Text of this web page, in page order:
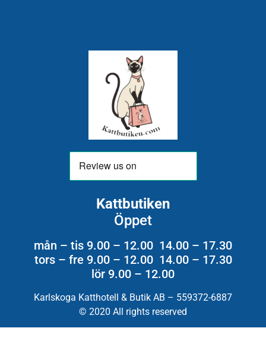
Kattbutiken
Öppet
mån – tis 9.00 – 12.00 14.00 – 17.30
tors – fre 9.00 – 12.00 14.00 – 17.30
lör 9.00 – 12.00
Karlskoga Katthotell & Butik AB – 559372-6887
© 2020 All rights reserved